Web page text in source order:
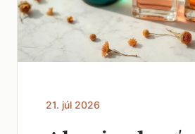
21. júl 2026